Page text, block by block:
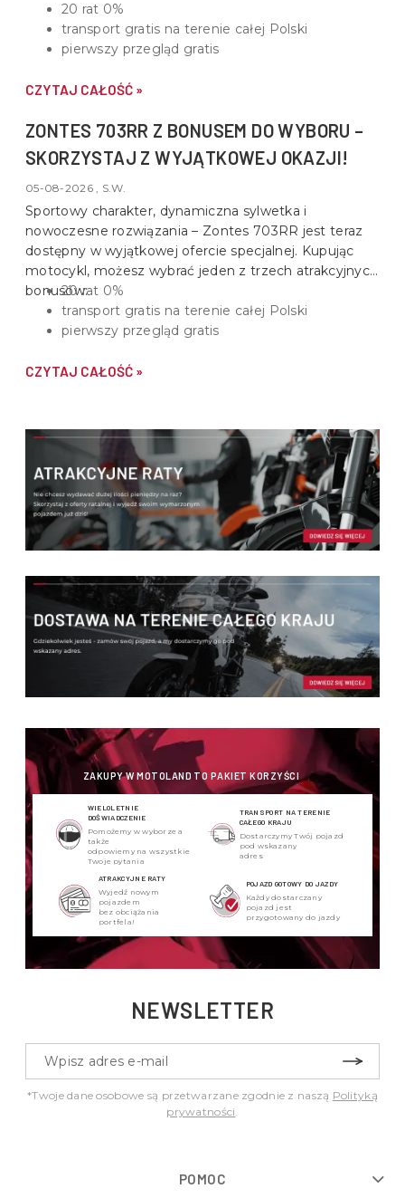
20 rat 0%
transport gratis na terenie całej Polski
pierwszy przegląd gratis
CZYTAJ CAŁOŚĆ »
ZONTES 703RR Z BONUSEM DO WYBORU –
SKORZYSTAJ Z WYJĄTKOWEJ OKAZJI!
05-08-2026 , S.W.
Sportowy charakter, dynamiczna sylwetka i
nowoczesne rozwiązania – Zontes 703RR jest teraz
dostępny w wyjątkowej ofercie specjalnej. Kupując
motocykl, możesz wybrać jeden z trzech atrakcyjnych
bonusów:20 rat 0%
transport gratis na terenie całej Polski
pierwszy przegląd gratis
CZYTAJ CAŁOŚĆ »
ZAKUPY W MOTOLAND TO PAKIET KORZYŚCI
WIELOLETNIE
DOŚWIADCZENIE
Pomożemy w wyborze a
także
odpowiemy na wszystkie
Twoje pytania
TRANSPORT NA TERENIE
CAŁEGO KRAJU
Dostarczymy Twój pojazd
pod wskazany
adres
ATRAKCYJNE RATY
Wyjedź nowym
pojazdem
bez obciążania
portfela!
POJAZD GOTOWY DO JAZDY
Każdy dostarczany
pojazd jest
przygotowany do jazdy
NEWSLETTER
*Twoje dane osobowe są przetwarzane zgodnie z naszą Polityką
prywatności.
POMOC